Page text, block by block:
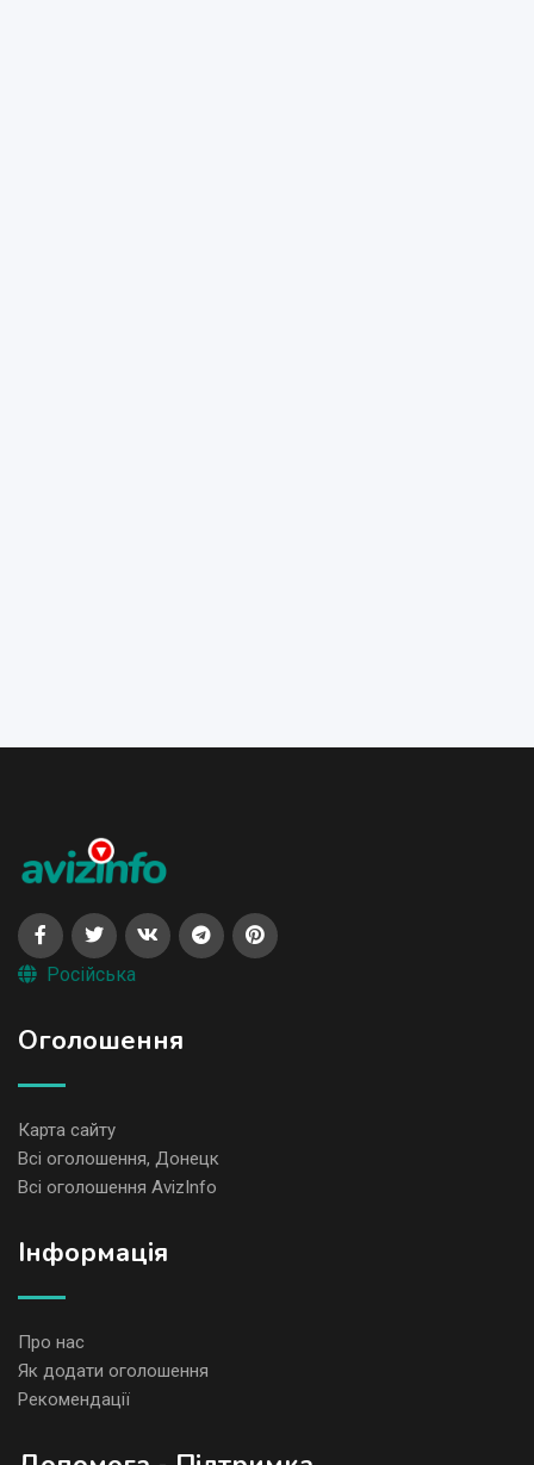
Російська
Оголошення
Карта сайту
Всі оголошення, Донецк
Всі оголошення AvizInfo
Iнформація
Про нас
Як додати оголошення
Рекомендації